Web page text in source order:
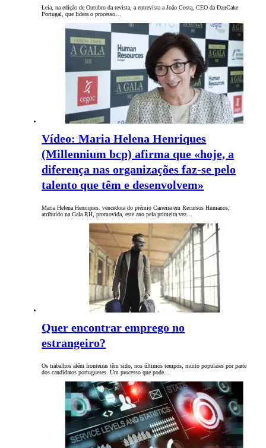
Leia, na edição de Outubro da revista, a entrevista a João Costa, CEO da DanCake
Portugal, que lidera o processo…
Vídeo: Maria Helena Henriques
(Millennium bcp) afirma que «hoje, a
diferença nas organizações faz-se pelo
talento que têm e desenvolvem»
Maria Helena Henriques. vencedora do prémio Carreira em Recursos Humanos,
atribuído na Gala RH, promovida, este ano pela primeira vez…
Quer encontrar emprego no
estrangeiro?
Os trabalhos além fronteiras têm sido, nos últimos tempos, muito populares por parte
dos candidatos portugueses. Um processo que pode…